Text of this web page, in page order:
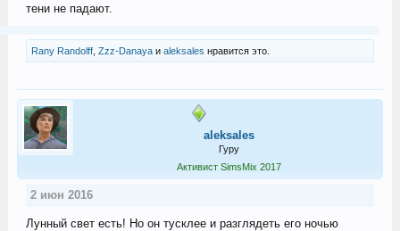
тени не падают.
Rany Randolff, Zzz-Danayaи aleksales нравится это.
aleksales
Гуру
Активист SimsMix 2017
2 июн 2016
Лунный свет есть! Но он тусклее и разглядеть его ночью